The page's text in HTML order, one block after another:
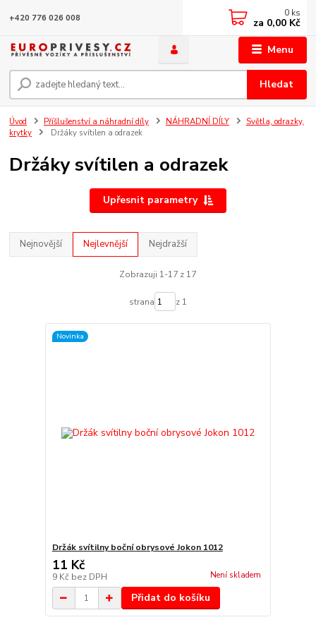
Menu
Hledat
+420 776 026 008 0 ks
za 0,00 Kč
Úvod Příšlušenství a náhradní díly NÁHRADNÍ DÍLY
Světla, odrazky,
krytky
Držáky svítilen a odrazek
Držáky svítilen a odrazek
Upřesnit parametry
Nejnovější Nejlevnější Nejdražší
Zobrazuji 1-17 z 17
strana z 1
Novinka
Držák svítilny boční obrysové Jokon 1012
11 Kč
9 Kč bez DPH Není skladem
Přidat do košíku